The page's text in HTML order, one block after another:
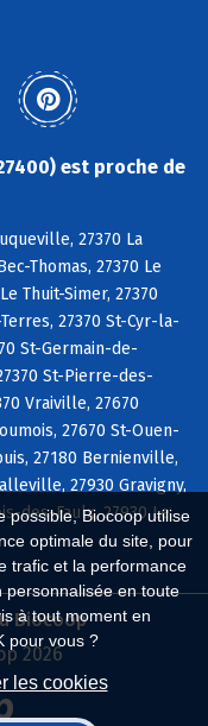
possible, Biocoop utilise
optimale du site, pour
trafic et la performance
en toute
à tout moment en
pour vous ?
les cookies
est proche de
27370 La
Thomas, 27370 Le
Thuit-Simer, 27370
27370 St-Cyr-la-
St-Germain-de-
St-Pierre-des-
Vraiville, 27670
27670 St-Ouen-
27180 Bernienville,
27930 Gravigny,
des-Faulx, 27930 Le
Biocoop
2026